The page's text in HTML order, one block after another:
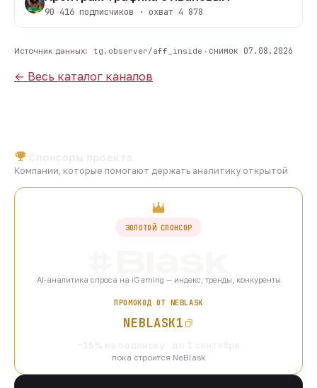
90 416 подписчиков · охват 4 878
Источник данных: tg.observer/aff_inside · снимок 07.08.2026
← Весь каталог каналов
Компании, которые помогают держать аналитику открытой
ЗОЛОТОЙ СПОНСОР
AI-аналитика спроса на iGaming — индекс, тренды, конкуренты
ПРОМОКОД ОТ NEBLASK
NEBLASK1
пока строится NeBlask